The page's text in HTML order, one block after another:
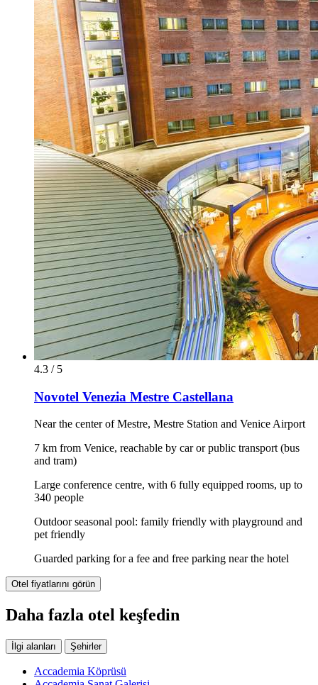
4.3 / 5
Novotel Venezia Mestre Castellana
Near the center of Mestre, Mestre Station and Venice Airport
7 km from Venice, reachable by car or public transport (bus
and tram)
Large conference centre, with 6 fully equipped rooms, up to
340 people
Outdoor seasonal pool: family friendly with playground and
pet friendly
Guarded parking for a fee and free parking near the hotel
Otel fiyatlarını görün
Daha fazla otel keşfedin
İlgi alanları Şehirler
Accademia Köprüsü